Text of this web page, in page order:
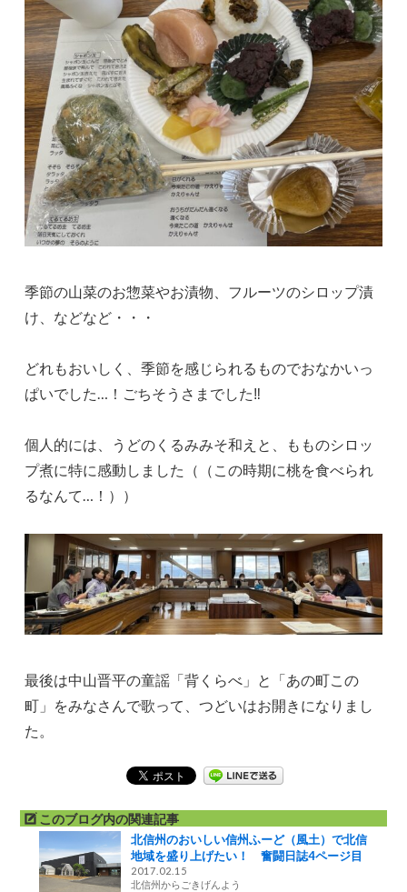
季節の山菜のお惣菜やお漬物、フルーツのシロップ漬
け、などなど・・・
どれもおいしく、季節を感じられるものでおなかいっ
ぱいでした…！ごちそうさまでした‼
個人的には、うどのくるみみそ和えと、もものシロッ
プ煮に特に感動しました（（この時期に桃を食べられ
るなんて…！））
最後は中山晋平の童謡「背くらべ」と「あの町この
町」をみなさんで歌って、つどいはお開きになりまし
た。
このブログ内の関連記事
北信州のおいしい信州ふーど（風土）で北信
地域を盛り上げたい！ 奮闘日誌4ページ目
2017.02.15
北信州からごきげんよう